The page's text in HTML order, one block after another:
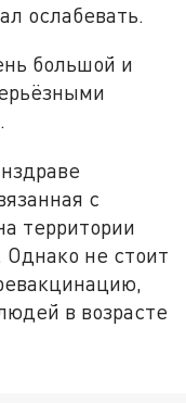
ослабевать.
большой и
с
территории
Однако не стоит
в возрасте